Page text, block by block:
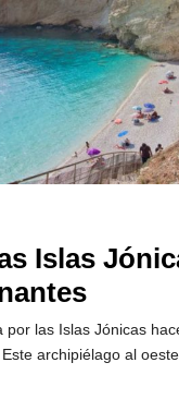
Islas
por las Islas Jónicas
archipiélago al